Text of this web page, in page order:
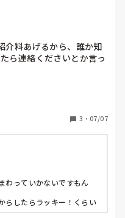
介料あげるから、誰か知
ら連絡くださいとか言っ
しょうか。
3 ・ 07/07
わっていかないですもん
らしたらラッキー！くらい